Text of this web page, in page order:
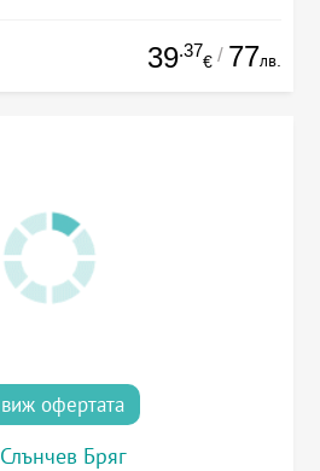
39.37
€ / 77лв.
виж офертата
Слънчев Бряг